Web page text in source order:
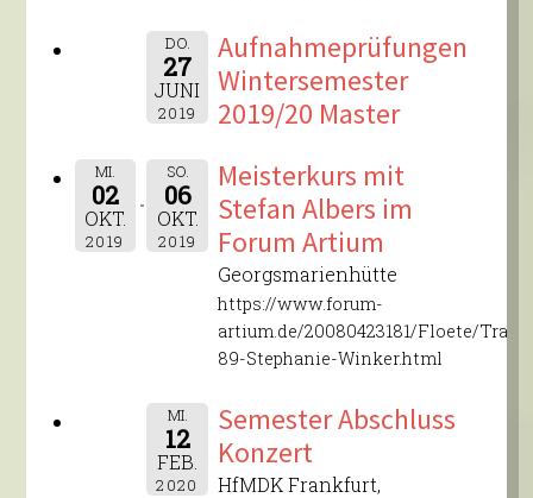
DO.
27
JUNI
2019
Aufnahmeprüfungen
Wintersemester
2019/20 Master
MI.
02
OKT.
2019
SO.
06
OKT.
2019
Meisterkurs mit
Stefan Albers im
Forum Artium
Georgsmarienhütte
https://www.forum-
artium.de/20080423181/Floete/
89-Stephanie-Winker.html
MI.
12
FEB.
2020
Semester Abschluss
Konzert
HfMDK Frankfurt,